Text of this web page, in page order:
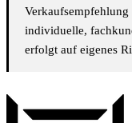
Verkaufsempfehlung
individuelle,
erfolgt auf eigenes